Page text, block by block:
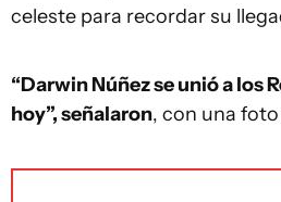
celeste para recordar su
“Darwin Núñez se unió a los
hoy”, señalaron, con una